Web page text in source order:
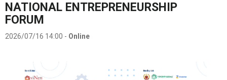
NATIONAL ENTREPRENEURSHIP
FORUM
2026/07/16 14:00 - Online